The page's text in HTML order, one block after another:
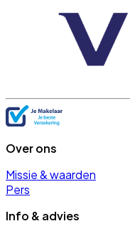
Over ons
Missie & waarden
Pers
Info & advies